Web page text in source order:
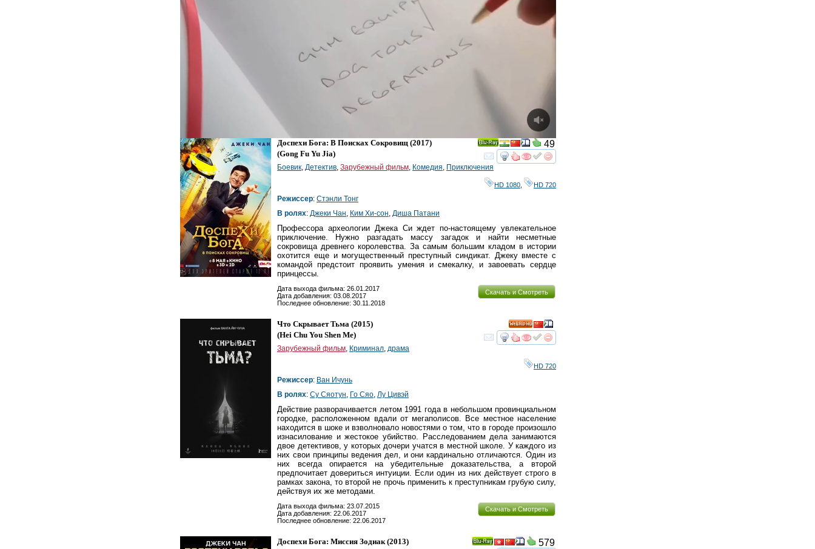
смотретьинтересует
Ray
49
Доспехи Бога: В Поисках Сокровищ (2017)
(Gong Fu Yu Jia)
Боевик, Детектив, Зарубежный фильм, Комедия, Приключения
HD 1080 HD 720
Режиссер: Стэнли Тонг
В ролях: Джеки Чан, Ким Хи-сон, Диша Патани
Профессора археологии Джека Си ждет по-настоящему увлекательное
приключение. Нужно разгадать массу загадок и найти несметные
сокровища древнего королевства. За самым большим кладом в истории
охотится еще и могущественный преступный синдикат. Джеку вместе с
командой предстоит проявить умения и смекалку, и завоевать сердце
принцессы.
Скачать и Смотреть
Дата выхода фильма: 26.01.2017
Дата добавления: 03.08.2017
Последнее обновление: 30.11.2018
смотретьинтересует
HD
Что Скрывает Тьма (2015)
(Hei Chu You Shen Me)
Зарубежный фильм, Криминал, драма
HD 720
Режиссер: Ван Ичунь
В ролях: Су Сяотун, Го Сяо, Лу Цивэй
Действие разворачивается летом 1991 года в небольшом провинциальном
городке, расположенном вдали от мегаполисов. Все местное население
находится в шоке и взволновало новостями о том, что в городе произошло
изнасилование и жестокое убийство. Расследованием дела занимаются
двое детективов, у которых дочери учатся в местной школе. У каждого из
них свои принципы ведения дел, и они кардинально отличаются. Один из
них всегда опирается на убедительные доказательства, а второй
предпочитает довериться интуиции. Если один из них действует строго в
рамках закона, то второй не прочь применить к преступникам грубую силу,
действуя их же методами.
Скачать и Смотреть
Дата выхода фильма: 23.07.2015
Дата добавления: 22.06.2017
Последнее обновление: 22.06.2017
579
Доспехи Бога: Миссия Зодиак (2013)